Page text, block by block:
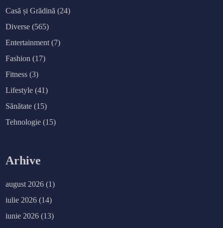
Casă și Grădină (24)
Diverse (565)
Entertainment (7)
Fashion (17)
Fitness (3)
Lifestyle (41)
Sănătate (15)
Tehnologie (15)
Arhive
august 2026 (1)
iulie 2026 (14)
iunie 2026 (13)